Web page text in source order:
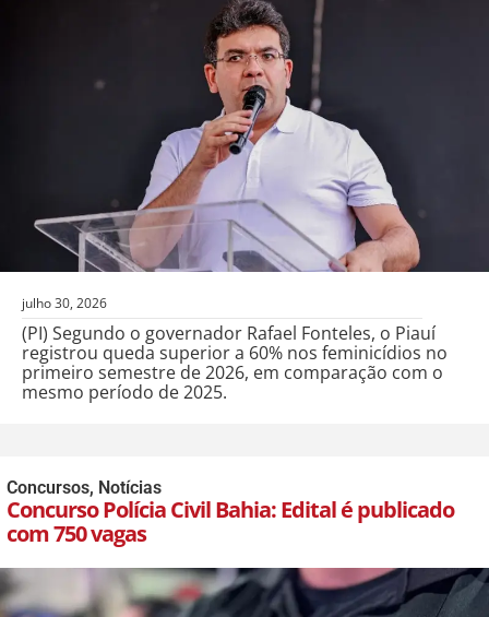
julho 30, 2026
(PI) Segundo o governador Rafael Fonteles, o Piauí
registrou queda superior a 60% nos feminicídios no
primeiro semestre de 2026, em comparação com o
mesmo período de 2025.
Concursos, Notícias
Concurso Polícia Civil Bahia: Edital é publicado
com 750 vagas